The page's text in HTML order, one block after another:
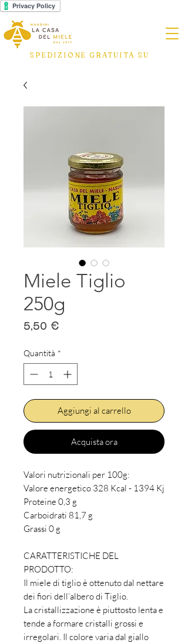
SPEDIZIONE GRATUITA SU
Miele Tiglio
250g
5,50 €
Quantità *
Aggiungi al carrello
Acquista ora
Valori nutrizionali per 100g:
Valore energetico 328 Kcal - 1394 Kj
Proteine 0,3 g
Carboidrati 81,7 g
Grassi 0 g
CARATTERISTICHE DEL
PRODOTTO:
Il miele di tiglio è ottenuto dal nettare
dei fiori dell’albero di Tiglio.
La cristallizzazione è piuttosto lenta e
tende a formare cristalli grossi e
irregolari. Il colore varia dal giallo